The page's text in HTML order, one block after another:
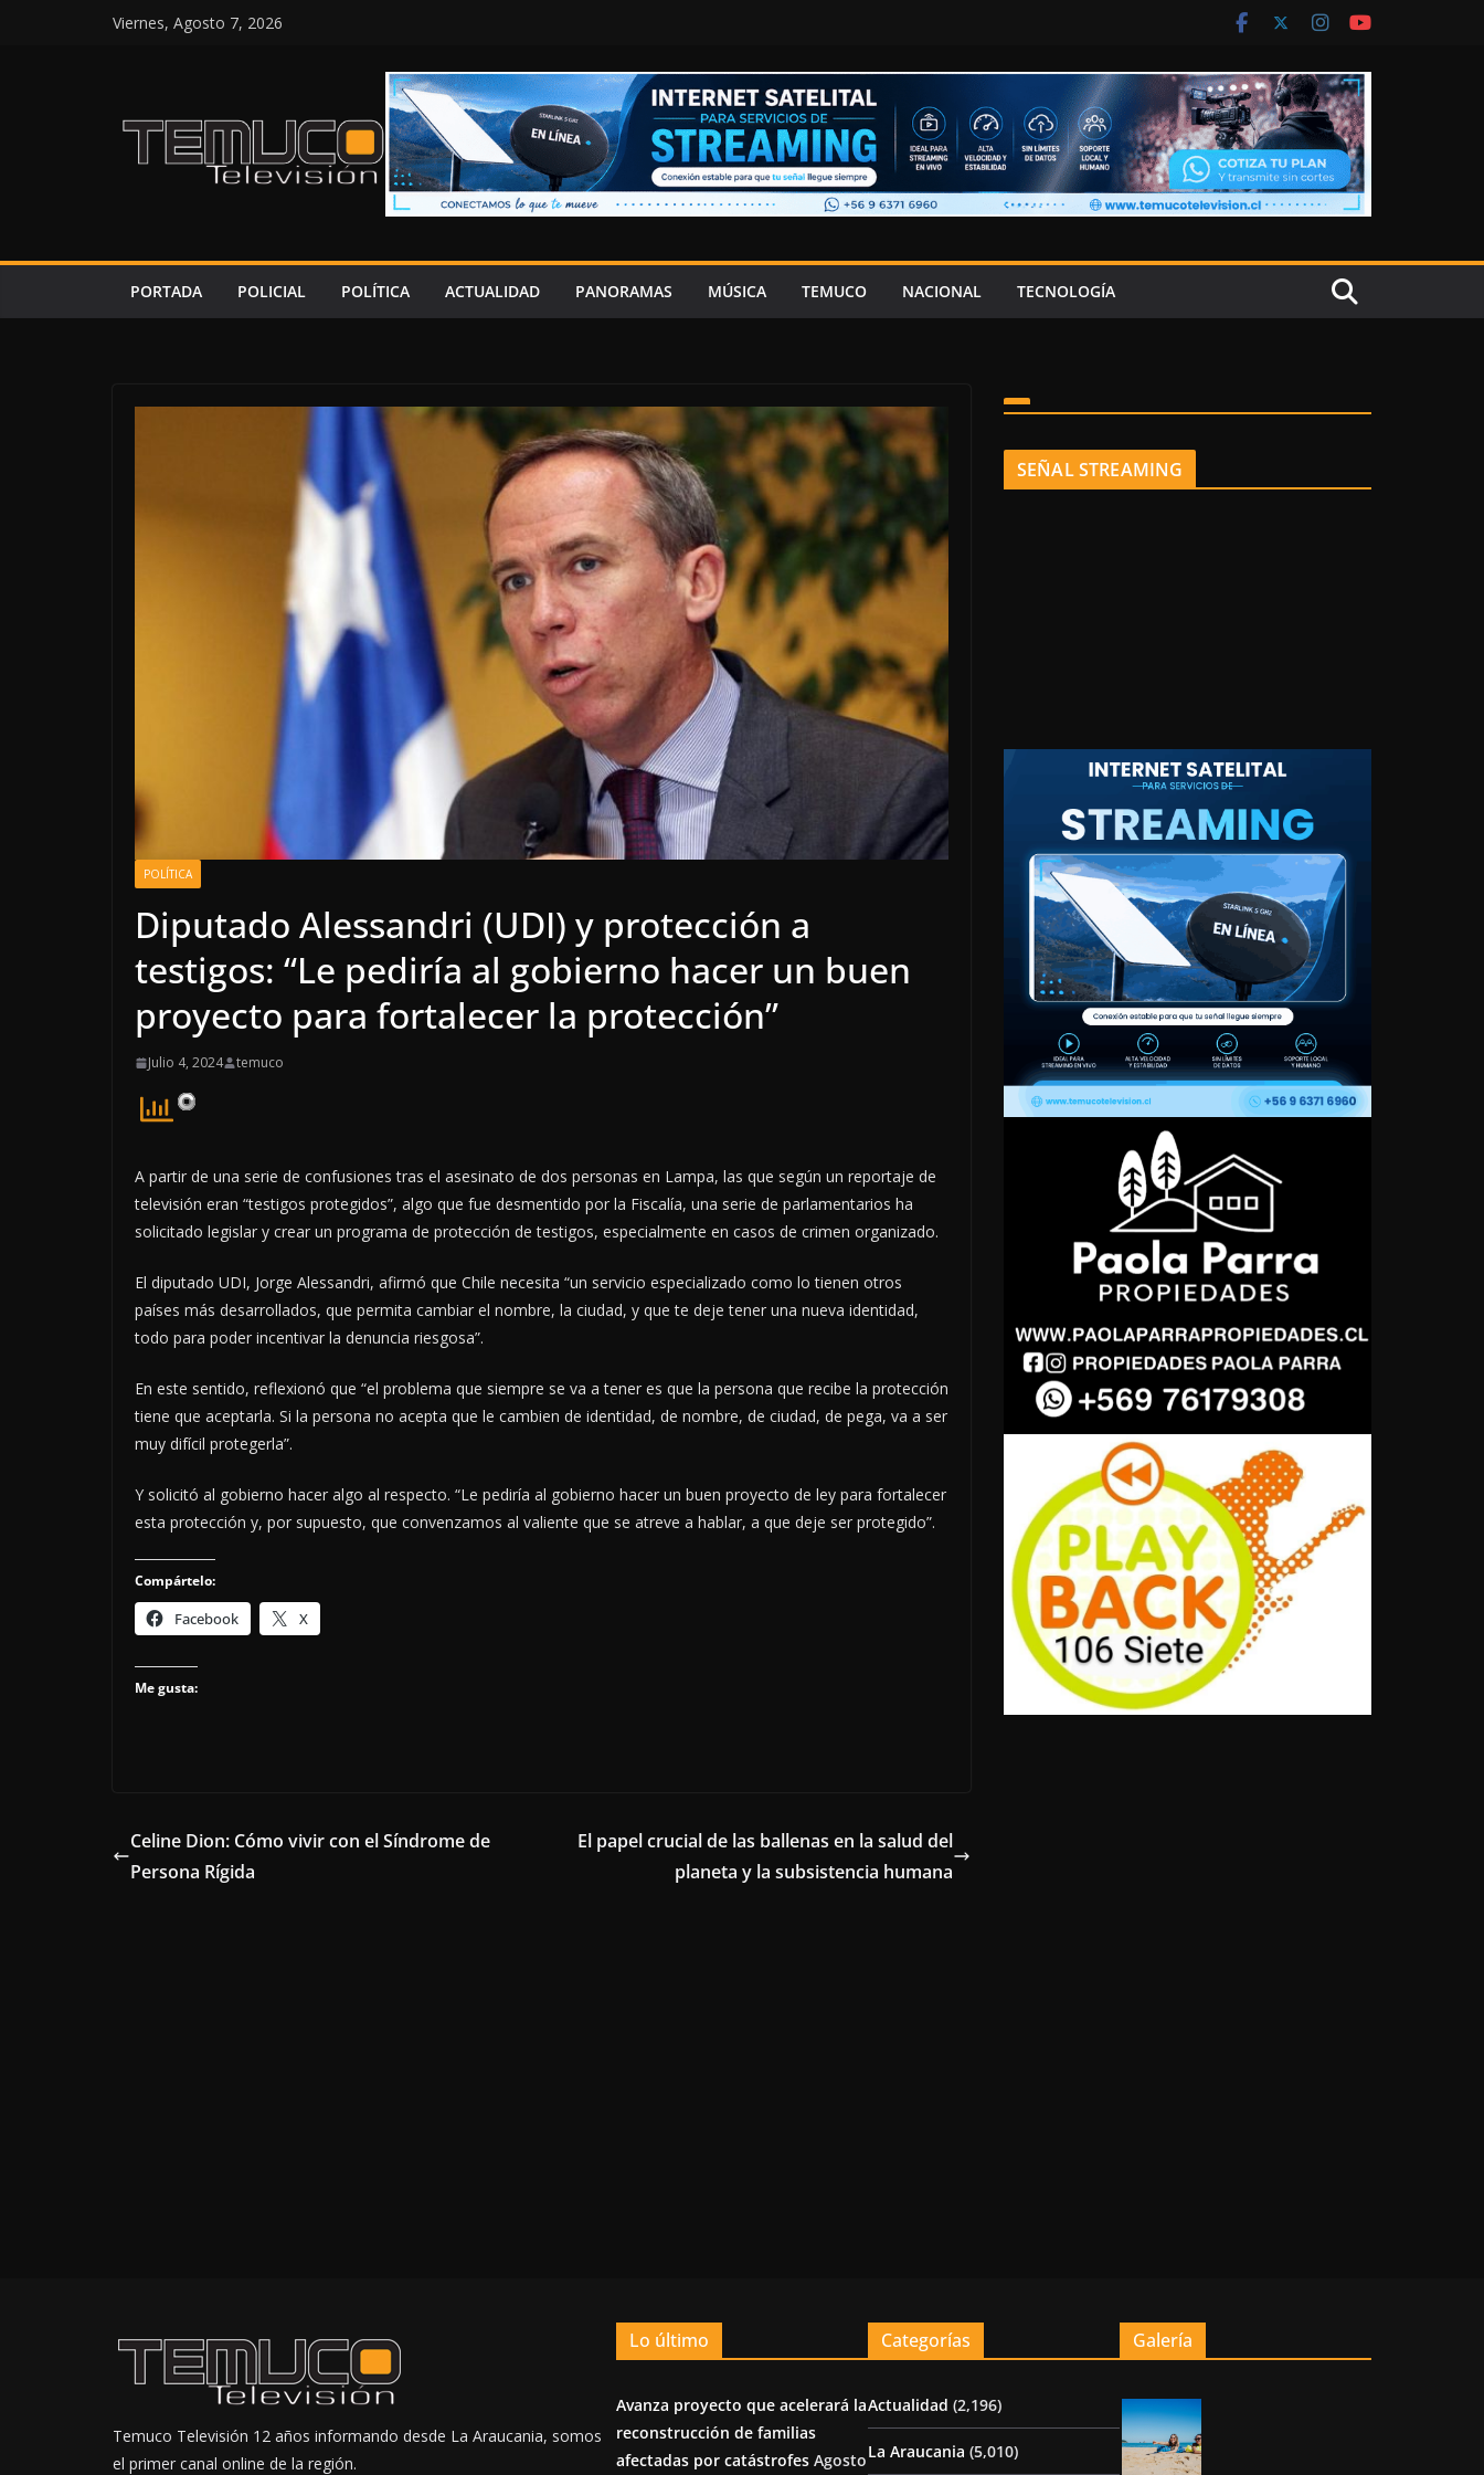
Viernes, Agosto 7, 2026
PORTADA POLICIAL POLÍTICA ACTUALIDAD PANORAMAS MÚSICA TEMUCO NACIONAL TECNOLOGÍA
POLÍTICA
Diputado Alessandri (UDI) y protección a
testigos: “Le pediría al gobierno hacer un buen
proyecto para fortalecer la protección”
Julio 4, 2024 temuco
A partir de una serie de confusiones tras el asesinato de dos personas en Lampa, las que según un reportaje de
televisión eran “testigos protegidos”, algo que fue desmentido por la Fiscalía, una serie de parlamentarios ha
solicitado legislar y crear un programa de protección de testigos, especialmente en casos de crimen organizado.
El diputado UDI, Jorge Alessandri, afirmó que Chile necesita “un servicio especializado como lo tienen otros
países más desarrollados, que permita cambiar el nombre, la ciudad, y que te deje tener una nueva identidad,
todo para poder incentivar la denuncia riesgosa”.
En este sentido, reflexionó que “el problema que siempre se va a tener es que la persona que recibe la protección
tiene que aceptarla. Si la persona no acepta que le cambien de identidad, de nombre, de ciudad, de pega, va a ser
muy difícil protegerla”.
Y solicitó al gobierno hacer algo al respecto. “Le pediría al gobierno hacer un buen proyecto de ley para fortalecer
esta protección y, por supuesto, que convenzamos al valiente que se atreve a hablar, a que deje ser protegido”.
Compártelo:
Facebook X
Me gusta:
Celine Dion: Cómo vivir con el Síndrome de
Persona Rígida
El papel crucial de las ballenas en la salud del
planeta y la subsistencia humana
SEÑAL STREAMING
Temuco Televisión 12 años informando desde La Araucania, somos
el primer canal online de la región.
Lo último
Avanza proyecto que acelerará la
reconstrucción de familias
afectadas por catástrofes Agosto
Categorías
Actualidad (2,196)
La Araucania (5,010)
Galería